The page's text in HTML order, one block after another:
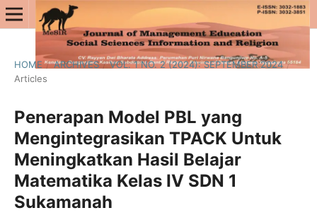
HOME / ARCHIVES / VOL. 1 NO. 2 (2024): SEPTEMBER 2024 /
Articles
Penerapan Model PBL yang
Mengintegrasikan TPACK Untuk
Meningkatkan Hasil Belajar
Matematika Kelas IV SDN 1
Sukamanah